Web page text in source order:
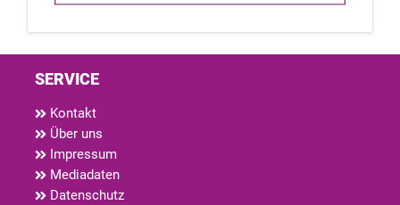
SERVICE
Kontakt
Über uns
Impressum
Mediadaten
Datenschutz